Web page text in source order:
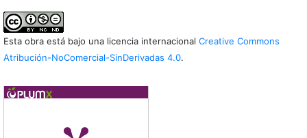
Esta obra está bajo una licencia internacional Creative Commons
Atribución-NoComercial-SinDerivadas 4.0.